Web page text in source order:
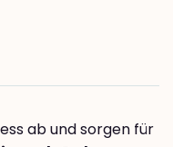
ab und sorgen für